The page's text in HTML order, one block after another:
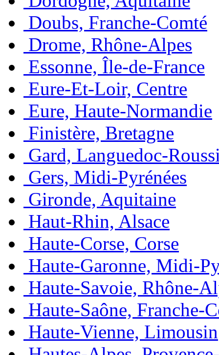
Doubs, Franche-Comté
Drome, Rhône-Alpes
Essonne, Île-de-France
Eure-Et-Loir, Centre
Eure, Haute-Normandie
Finistère, Bretagne
Gard, Languedoc-
Gers, Midi-Pyrénées
Gironde, Aquitaine
Haut-Rhin, Alsace
Haute-Corse, Corse
Haute-Garonne, Midi-
Haute-Savoie, Rhône-
Haute-Saône, Franche-
Haute-Vienne, Limousin